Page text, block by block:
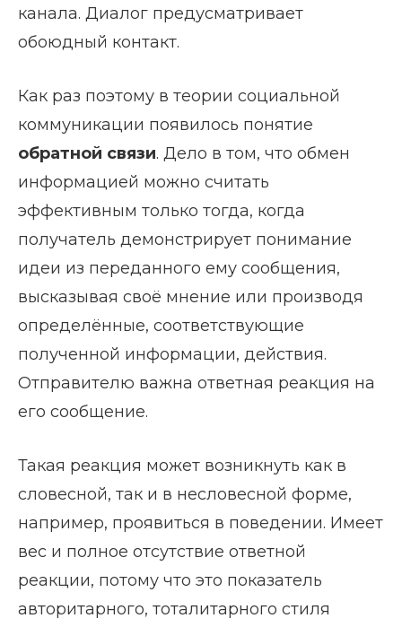
канала. Диалог предусматривает
обоюдный контакт.
Как раз поэтому в теории социальной
коммуникации появилось понятие
обратной связи. Дело в том, что обмен
информацией можно считать
эффективным только тогда, когда
получатель демонстрирует понимание
идеи из переданного ему сообщения,
высказывая своё мнение или производя
определённые, соответствующие
полученной информации, действия.
Отправителю важна ответная реакция на
его сообщение.
Такая реакция может возникнуть как в
словесной, так и в несловесной форме,
например, проявиться в поведении. Имеет
вес и полное отсутствие ответной
реакции, потому что это показатель
авторитарного, тоталитарного стиля